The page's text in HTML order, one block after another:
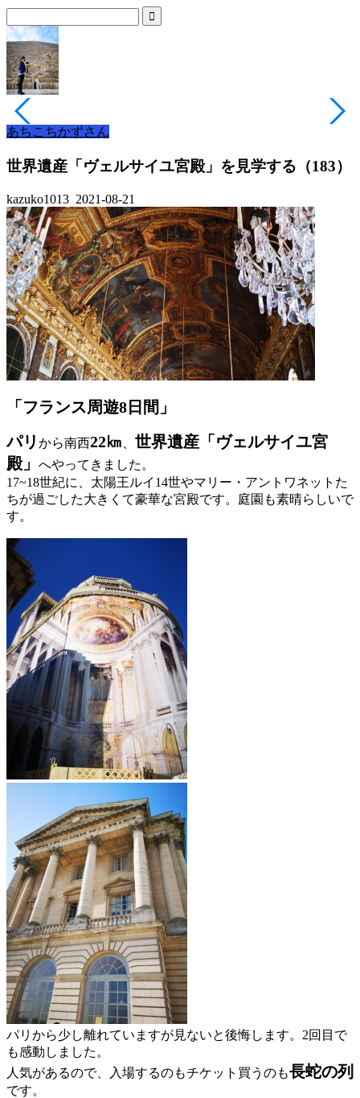
あちこちかずさん
世界遺産「ヴェルサイユ宮殿」を見学する（183）
kazuko1013 2021-08-21
「フランス周遊8日間」
パリ から南西22㎞
世界遺産「ヴェルサイユ宮
殿」
へやってきました。
17~18世紀に、太陽王ルイ14世やマリー・アントワネットた
ちが過ごした大きくて豪華な宮殿です。庭園も素晴らしいで
す。
パリから少し離れていますが見ないと後悔します。2回目で
も感動しました。
人気があるので、入場するのもチケット買うのも長蛇の列
です。